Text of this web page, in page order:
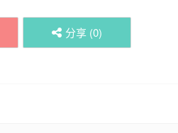
分享 (0)